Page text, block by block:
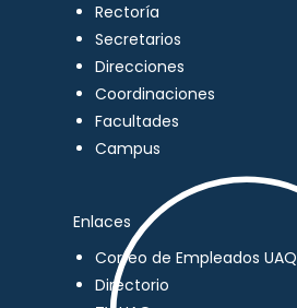
Rectoría
Secretarios
Direcciones
Coordinaciones
Facultades
Campus
Enlaces
Correo de Empleados UAQ
Directorio